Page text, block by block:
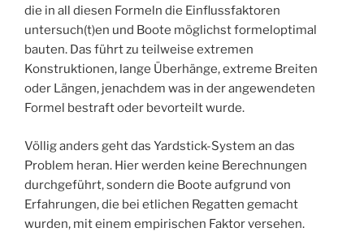
die in all diesen Formeln die Einflussfaktoren
untersuch(t)en und Boote möglichst formeloptimal
bauten. Das führt zu teilweise extremen
Konstruktionen, lange Überhänge, extreme Breiten
oder Längen, jenachdem was in der angewendeten
Formel bestraft oder bevorteilt wurde.
Völlig anders geht das Yardstick-System an das
Problem heran. Hier werden keine Berechnungen
durchgeführt, sondern die Boote aufgrund von
Erfahrungen, die bei etlichen Regatten gemacht
wurden, mit einem empirischen Faktor versehen.